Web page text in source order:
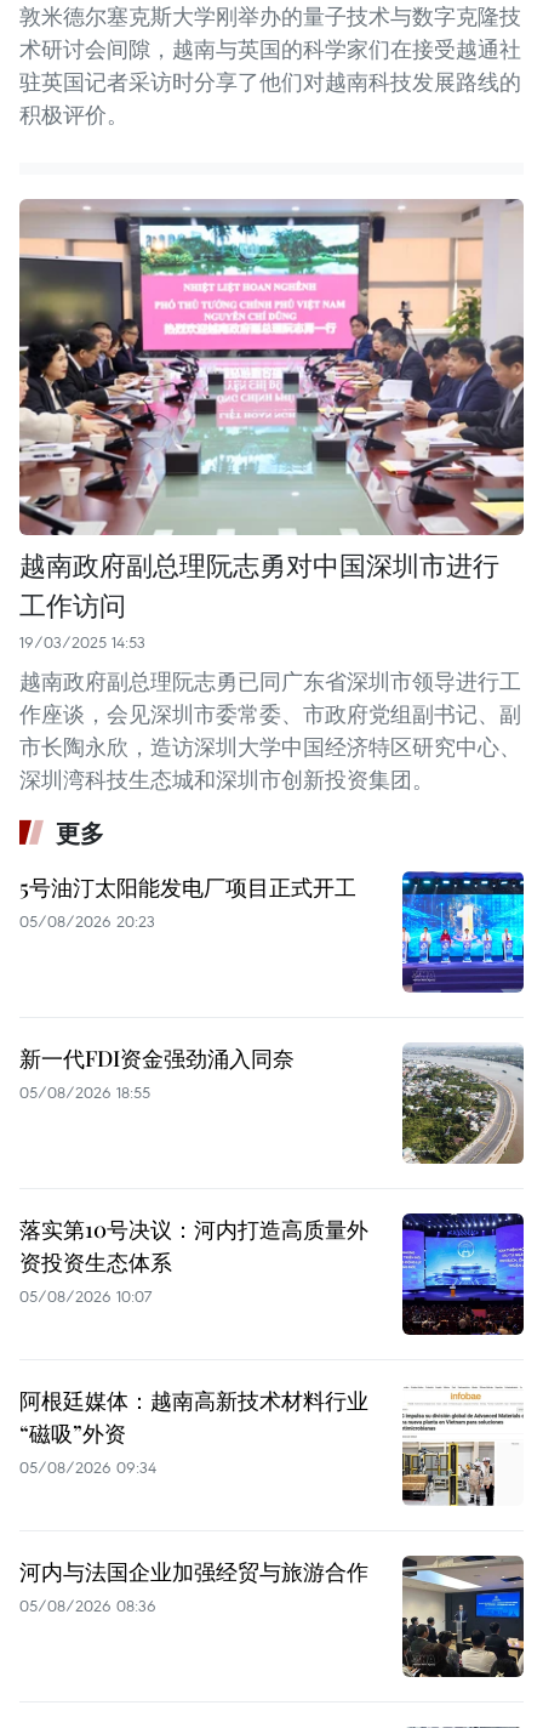
敦米德尔塞克斯大学刚举办的量子技术与数字克隆技
术研讨会间隙，越南与英国的科学家们在接受越通社
驻英国记者采访时分享了他们对越南科技发展路线的
积极评价。
越南政府副总理阮志勇对中国深圳市进行
工作访问
19/03/2025 14:53
越南政府副总理阮志勇已同广东省深圳市领导进行工
作座谈，会见深圳市委常委、市政府党组副书记、副
市长陶永欣，造访深圳大学中国经济特区研究中心、
深圳湾科技生态城和深圳市创新投资集团。
更多
5号油汀太阳能发电厂项目正式开工
05/08/2026 20:23
新一代FDI资金强劲涌入同奈
05/08/2026 18:55
落实第10号决议：河内打造高质量外
资投资生态体系
05/08/2026 10:07
阿根廷媒体：越南高新技术材料行业
“磁吸”外资
05/08/2026 09:34
河内与法国企业加强经贸与旅游合作
05/08/2026 08:36